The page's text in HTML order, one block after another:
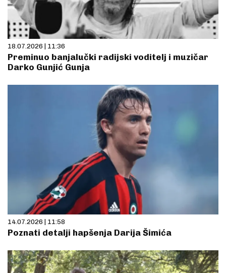
18.07.2026 | 11:36
Preminuo banjalučki radijski voditelj i muzičar
Darko Gunjić Gunja
14.07.2026 | 11:58
Poznati detalji hapšenja Darija Šimića